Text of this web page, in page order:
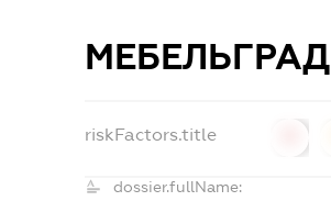
МЕБЕЛЬГРАД
riskFactors.title
dossier.fullName: